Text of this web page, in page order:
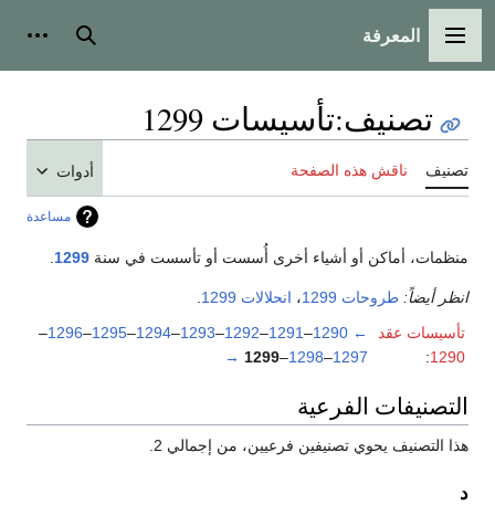
القائمة الرئيسية
المعرفة بحث
تصنيف:تأسيسات 1299
تصنيف ناقش هذه الصفحة أدوات
مساعدة
منظمات، أماكن أو أشياء أخرى أُسست أو تأسست في سنة 1299
انظر أيضاً: طروحات 1299 ، انحلالات 1299
تأسيسات عقد
1290
:
←
1290
–
1291
–
1292
–
1293
–
1294
–
1295
–
1296
–
1297
–
1298
–
1299
→
التصنيفات الفرعية
هذا التصنيف يحوي تصنيفين فرعيين، من إجمالي 2.
د